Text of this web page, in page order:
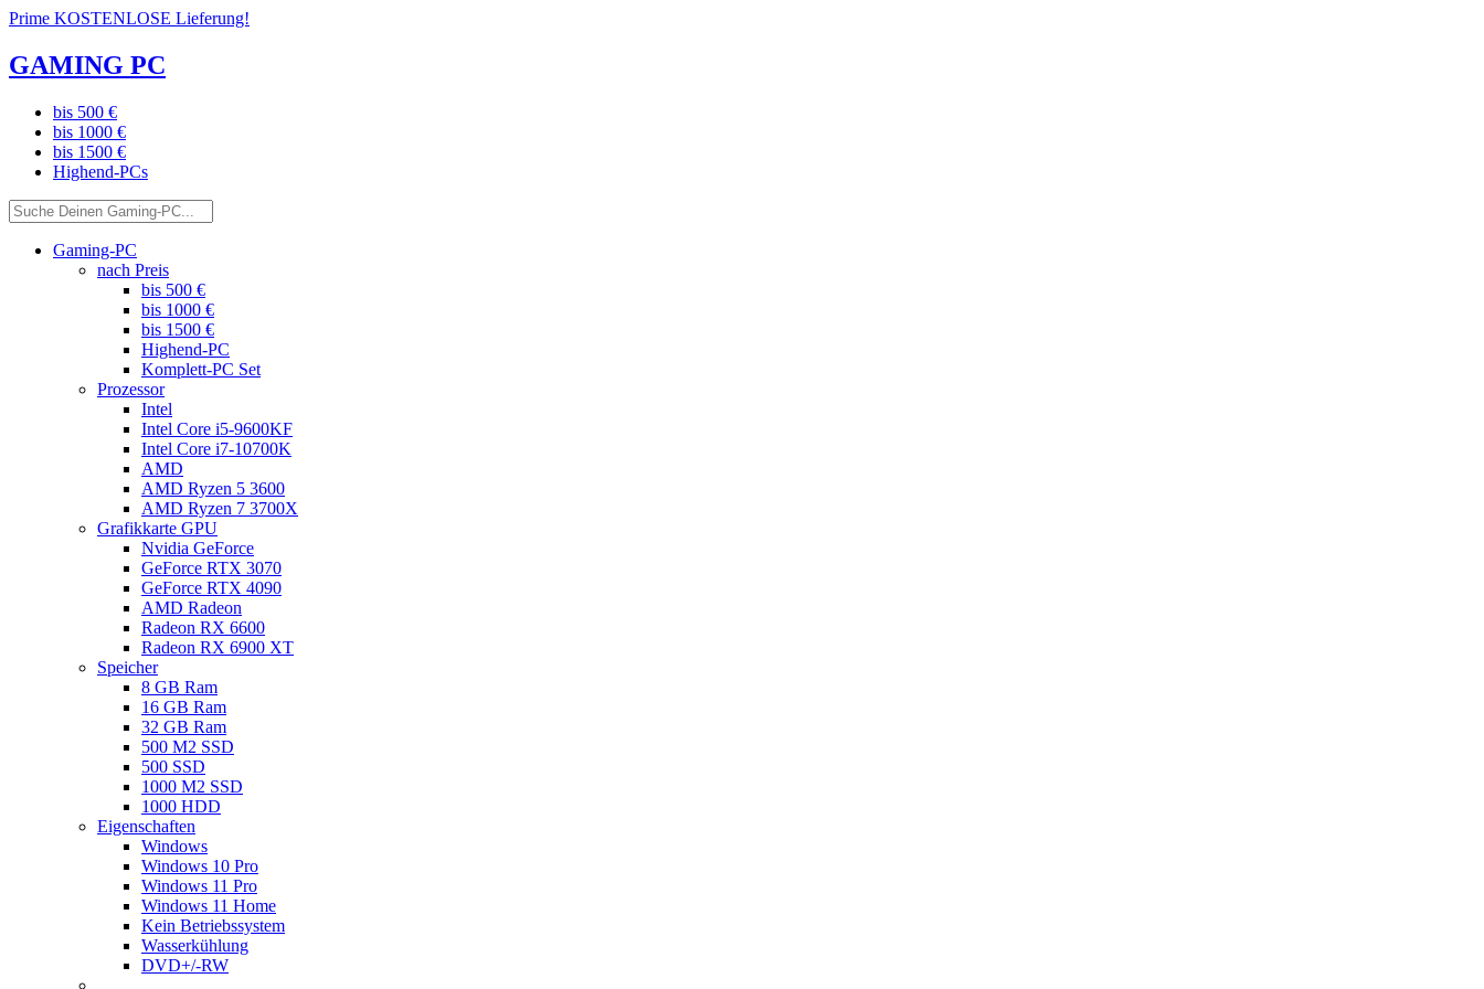
Prime KOSTENLOSE Lieferung!
GAMING PC
bis 500 €
bis 1000 €
bis 1500 €
Highend-PCs
Gaming-PC
nach Preis
bis 500 €
bis 1000 €
bis 1500 €
Highend-PC
Komplett-PC Set
Prozessor
Intel
Intel Core i5-9600KF
Intel Core i7-10700K
AMD
AMD Ryzen 5 3600
AMD Ryzen 7 3700X
Grafikkarte GPU
Nvidia GeForce
GeForce RTX 3070
GeForce RTX 4090
AMD Radeon
Radeon RX 6600
Radeon RX 6900 XT
Speicher
8 GB Ram
16 GB Ram
32 GB Ram
500 M2 SSD
500 SSD
1000 M2 SSD
1000 HDD
Eigenschaften
Windows
Windows 10 Pro
Windows 11 Pro
Windows 11 Home
Kein Betriebssystem
Wasserkühlung
DVD+/-RW